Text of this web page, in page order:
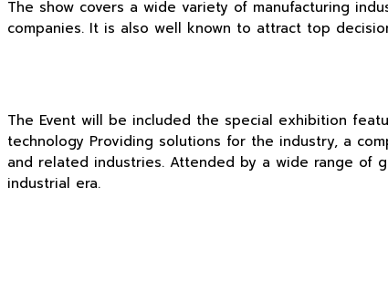
The show covers a wide variety of manufacturing
companies. It is also well known to attract top
The Event will be included the special exhibition
technology Providing solutions for the industry, a
and related industries. Attended by a wide range of
industrial era.